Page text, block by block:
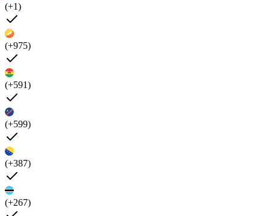
(+1)
(+975)
(+591)
(+599)
(+387)
(+267)